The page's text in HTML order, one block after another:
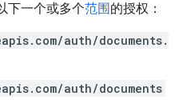
下一个或多个范围的授权：
auth/documents.
auth/documents